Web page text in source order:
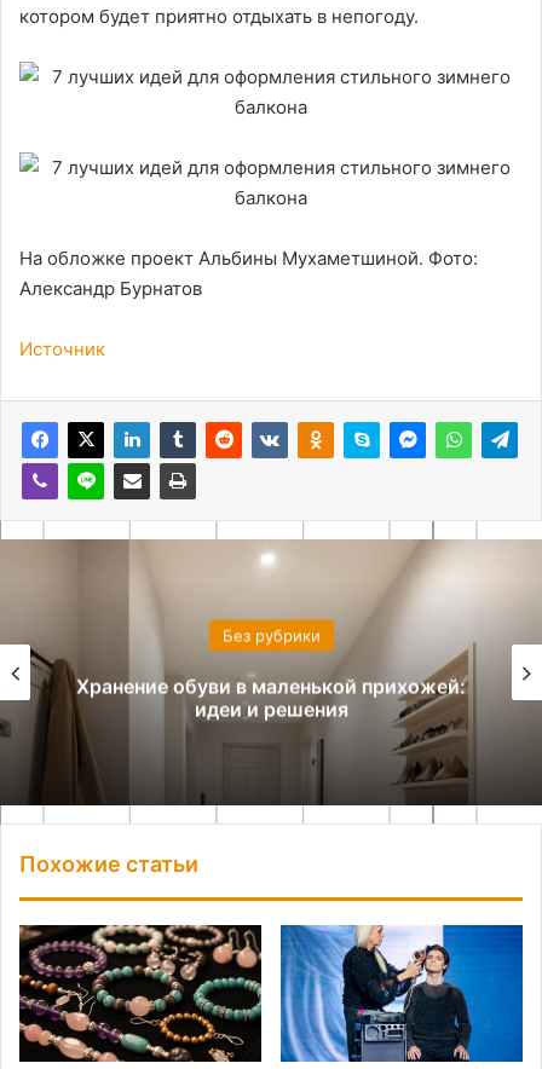
котором будет приятно отдыхать в непогоду.
На обложке проект Альбины Мухаметшиной. Фото:
Александр Бурнатов
Источник
Без рубрики
Квиллинг для начинающих: осваиваем
бумагокручение за 7 дней
Похожие статьи